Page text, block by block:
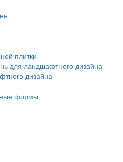
плитки
для ландшафтного дизайна
дизайна
формы